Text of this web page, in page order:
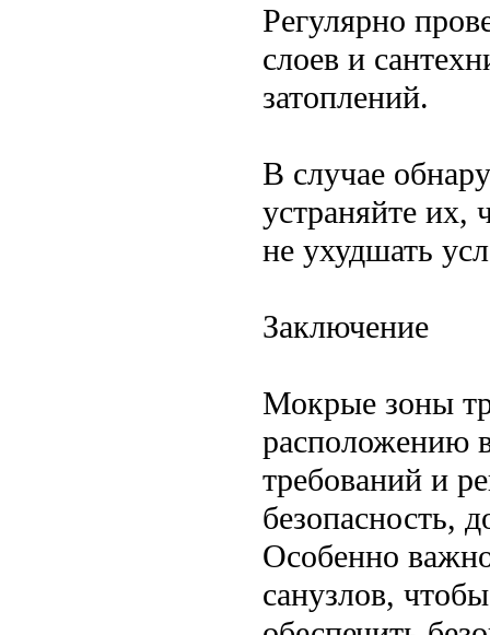
Регулярно
слоев и
затоплений.
В случае
устраняйте их,
не ухудшать
Заключение
Мокрые зоны
расположению
требований и
безопасность,
Особенно
санузлов,